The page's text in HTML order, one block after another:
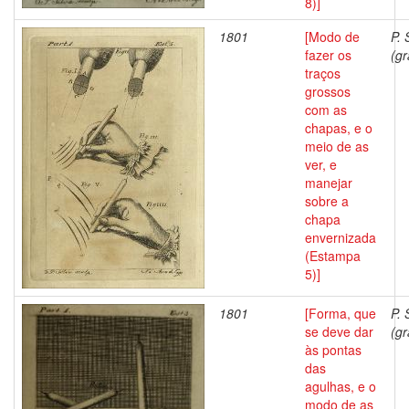
1801
[Modo de
fazer os
traços
grossos
com as
chapas, e o
meio de as
ver, e
manejar
sobre a
chapa
envernizada
(Estampa
5)]
P.
1801
[Forma, que
se deve dar
às pontas
das
agulhas, e o
modo de as
P.